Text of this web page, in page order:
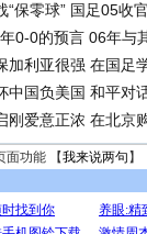
“保零球” 国足05收
0-0的预言 06年与
加利亚很强 在国足
中国负美国 和平对
刚爱意正浓 在北京
面功能 【我来说两句 】